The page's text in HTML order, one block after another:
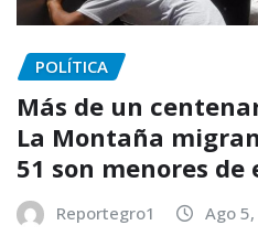
POLÍTICA
Más de un
La Montaña
51 son menores de
Reportegro1 Ago